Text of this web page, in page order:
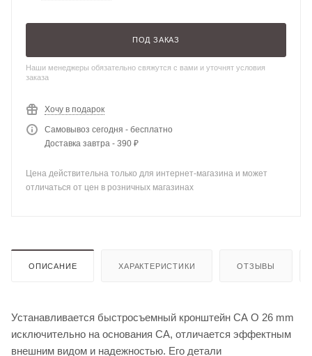
ПОД ЗАКАЗ
Наши менеджеры обязательно свяжутся с вами и уточнят условия
заказа
Хочу в подарок
Самовывоз сегодня - бесплатно
Доставка завтра - 390 ₽
Цена действительна только для интернет-магазина и может
отличаться от цен в розничных магазинах
ОПИСАНИЕ ХАРАКТЕРИСТИКИ ОТЗЫВЫ
Устанавливается быстросъемный кронштейн СА O 26 mm
исключительно на основания СА, отличается эффектным
внешним видом и надежностью. Его детали